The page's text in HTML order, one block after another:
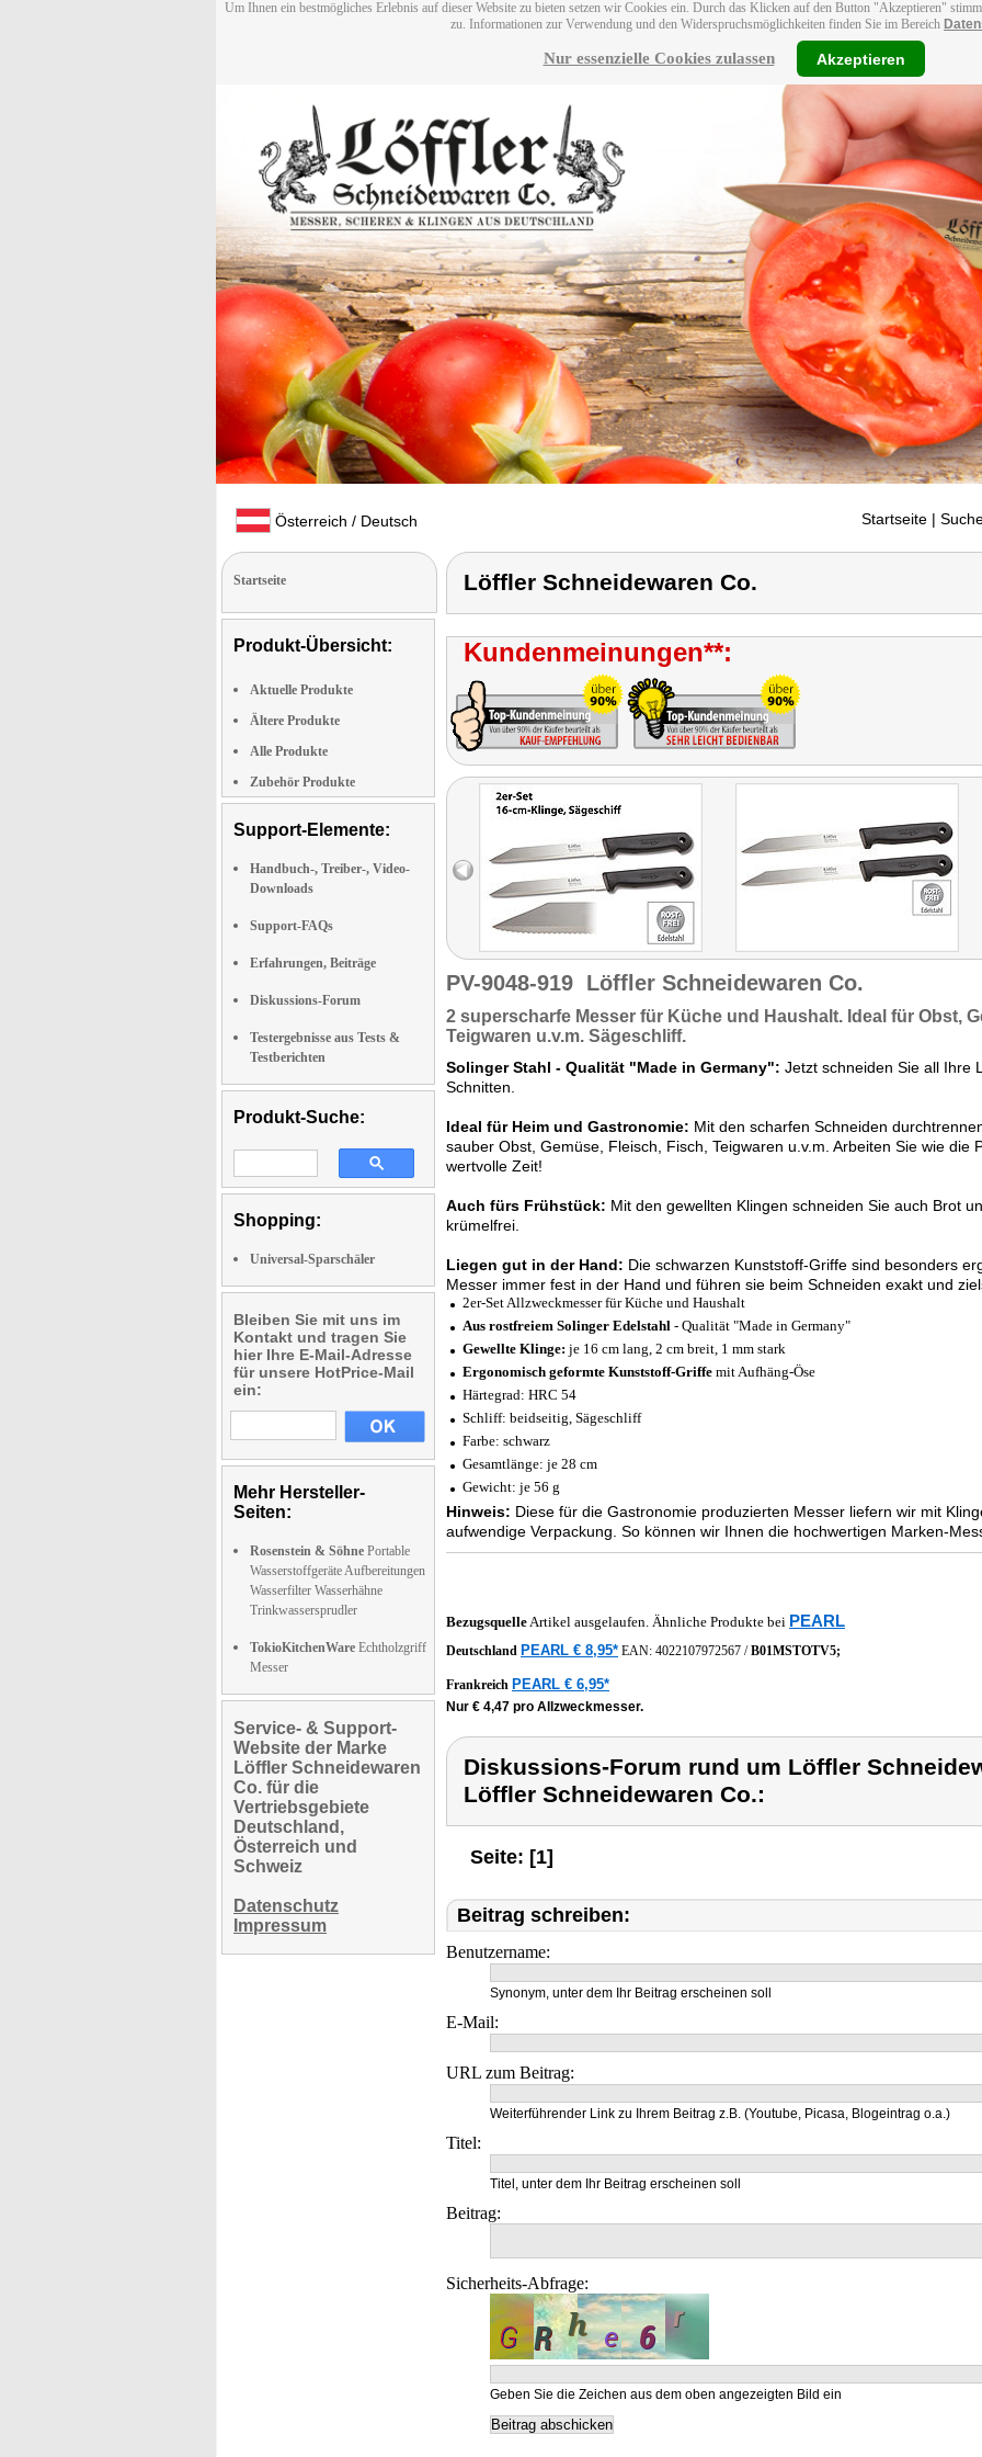
Um Ihnen ein bestmögliches Erlebnis auf dieser Website zu bieten setzen wir Cookies ein. Durch das Klicken auf den Button "Akzeptieren"
zu. Informationen zur Verwendung und den Widerspruchsmöglichkeiten finden Sie im Bereich
Nur essenzielle Cookies zulassen Akzeptieren
Österreich / Deutsch Startseite |
Startseite
Produkt-Übersicht:
Aktuelle Produkte
Ältere Produkte
Alle Produkte
Zubehör Produkte
Support-Elemente:
Handbuch-, Treiber-, Video-
Downloads
Support-FAQs
Erfahrungen, Beiträge
Diskussions-Forum
Testergebnisse aus Tests &
Testberichten
Produkt-Suche:
Shopping:
Universal-Sparschäler
Bleiben Sie mit uns im
Kontakt und tragen Sie
hier Ihre E-Mail-Adresse
für unsere HotPrice-Mail
ein:
Mehr Hersteller-
Seiten:
Rosenstein & Söhne Portable
Wasserstoffgeräte Aufbereitungen
Wasserfilter Wasserhähne
Trinkwassersprudler
TokioKitchenWare Echtholzgriff
Messer
Service- & Support-
Website der Marke
Löffler Schneidewaren
Co. für die
Vertriebsgebiete
Deutschland,
Österreich und
Schweiz
Datenschutz
Impressum
Löffler Schneidewaren Co.
Kundenmeinungen**:
PV-9048-919 Löffler Schneidewaren Co.
2 superscharfe Messer für Küche und Haushalt. Ideal für Obst,
Teigwaren u.v.m. Sägeschliff.
Solinger Stahl - Qualität "Made in Germany": Jetzt schneiden Sie all Ihre
Schnitten.
Ideal für Heim und Gastronomie: Mit den scharfen Schneiden
sauber Obst, Gemüse, Fleisch, Fisch, Teigwaren u.v.m. Arbeiten Sie wie die
wertvolle Zeit!
Auch fürs Frühstück: Mit den gewellten Klingen schneiden Sie auch Brot
krümelfrei.
Liegen gut in der Hand: Die schwarzen Kunststoff-Griffe sind besonders
Messer immer fest in der Hand und führen sie beim Schneiden exakt und
2er-Set Allzweckmesser für Küche und Haushalt
Aus rostfreiem Solinger Edelstahl - Qualität "Made in Germany"
Gewellte Klinge: je 16 cm lang, 2 cm breit, 1 mm stark
Ergonomisch geformte Kunststoff-Griffe mit Aufhäng-Öse
Härtegrad: HRC 54
Schliff: beidseitig, Sägeschliff
Farbe: schwarz
Gesamtlänge: je 28 cm
Gewicht: je 56 g
Hinweis: Diese für die Gastronomie produzierten Messer liefern wir mit
aufwendige Verpackung. So können wir Ihnen die hochwertigen Marken-
BezugsquelleArtikel ausgelaufen. Ähnliche Produkte bei PEARL
Deutschland PEARL € 8,95* EAN: 4022107972567 /B01MSTOTV5;
Frankreich PEARL € 6,95*
Nur € 4,47 pro Allzweckmesser.
Diskussions-Forum rund um Löffler
Löffler Schneidewaren Co.:
Seite: [1]
Beitrag schreiben:
Benutzername:
Synonym, unter dem Ihr Beitrag erscheinen soll
E-Mail:
URL zum Beitrag:
Weiterführender Link zu Ihrem Beitrag z.B. (Youtube, Picasa, Blogeintrag o.a.)
Titel:
Titel, unter dem Ihr Beitrag erscheinen soll
Beitrag:
Sicherheits-Abfrage:
Geben Sie die Zeichen aus dem oben angezeigten Bild ein